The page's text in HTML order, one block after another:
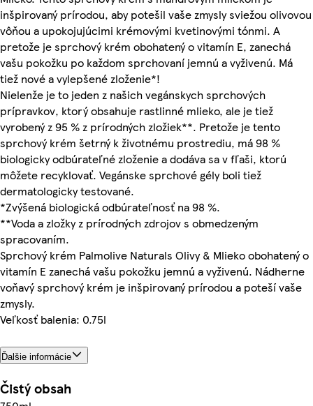
inšpirovaný prírodou, aby potešil vaše zmysly sviežou olivovou
vôňou a upokojujúcimi krémovými kvetinovými tónmi. A
pretože je sprchový krém obohatený o vitamín E, zanechá
vašu pokožku po každom sprchovaní jemnú a vyživenú. Má
tiež nové a vylepšené zloženie*!
Nielenže je to jeden z našich vegánskych sprchových
prípravkov, ktorý obsahuje rastlinné mlieko, ale je tiež
vyrobený z 95 % z prírodných zložiek**. Pretože je tento
sprchový krém šetrný k životnému prostrediu, má 98 %
biologicky odbúrateľné zloženie a dodáva sa v fľaši, ktorú
môžete recyklovať. Vegánske sprchové gély boli tiež
dermatologicky testované.
*Zvýšená biologická odbúrateľnosť na 98 %.
**Voda a zložky z prírodných zdrojov s obmedzeným
spracovaním.
Sprchový krém Palmolive Naturals Olivy & Mlieko obohatený o
vitamín E zanechá vašu pokožku jemnú a vyživenú. Nádherne
voňavý sprchový krém je inšpirovaný prírodou a poteší vaše
zmysly.
Veľkosť balenia: 0.75l
Ďalšie informácie
Čistý obsah